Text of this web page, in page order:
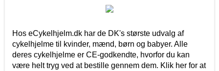
Hos eCykelhjelm.dk har de DK's største udvalg af
cykelhjelme til kvinder, mænd, børn og babyer. Alle
deres cykelhjelme er CE-godkendte, hvorfor du kan
være helt tryg ved at bestille gennem dem. Klik her for at